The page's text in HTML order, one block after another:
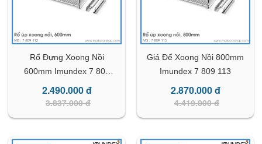
Rổ Đựng Xoong Nồi
600mm Imundex 7 809
112
2.490.000 đ
3.837.000 đ
Giá Để Xoong Nồi 800mm
Imundex 7 809 113
2.870.000 đ
4.419.000 đ